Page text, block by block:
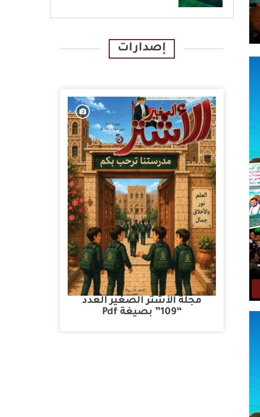
إصدارات
مجلة الأشتر الصغير العدد
“109” بصيغة Pdf